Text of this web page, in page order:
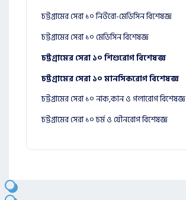
চট্টগ্রামের সেরা ১০ নিউরো-মেডিসিন বিশেষজ্ঞ
চট্টগ্রামের সেরা ১০ মেডিসিন বিশেষজ্ঞ
চট্টগ্রামের সেরা ১০ শিশুরোগ বিশেষজ্ঞ
চট্টগ্রামের সেরা ১০ মানসিকরোগ বিশেষজ্ঞ
চট্টগ্রামের সেরা ১০ নাক,কান ও গলারোগ বিশেষজ্ঞ
চট্টগ্রামের সেরা ১০ চর্ম ও যৌনরোগ বিশেষজ্ঞ